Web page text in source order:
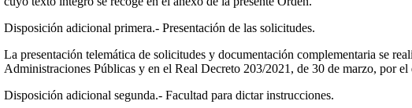
Disposición adicional primera.- Presentación de las solicitudes.
La presentación telemática de solicitudes y documentación complementaria se
Administraciones Públicas y en el Real Decreto 203/2021, de 30 de marzo, por
Disposición adicional segunda.- Facultad para dictar instrucciones.